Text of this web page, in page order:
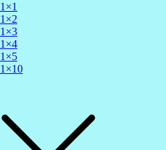
1×1
1×2
1×3
1×4
1×5
1×10